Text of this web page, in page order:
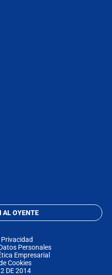
AL OYENTE
Personales
Empresarial
Cookies
DE 2014